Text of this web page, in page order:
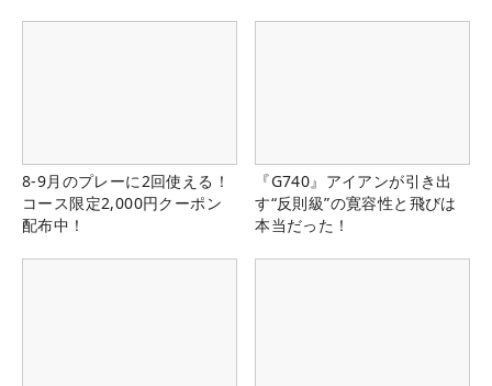
8-9月のプレーに2回使える！
コース限定2,000円クーポン
配布中！
『G740』アイアンが引き出
す“反則級”の寛容性と飛びは
本当だった！